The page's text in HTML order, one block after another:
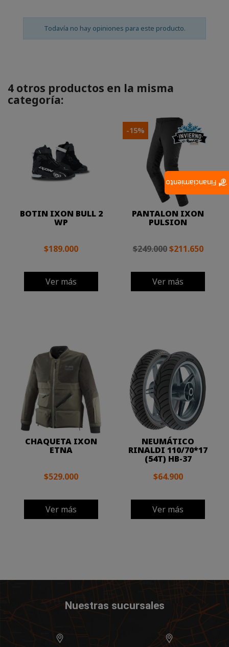
Todavía no hay opiniones para este producto.
4 otros productos en la misma
categoría:
BOTIN IXON BULL 2
WP
$189.000
Ver más
PANTALON IXON
PULSION
$249.000 $211.650
Ver más
-15%
CHAQUETA IXON
ETNA
$529.000
Ver más
NEUMÁTICO
RINALDI 110/70*17
(54T) HB-37
$64.900
Ver más
Nuestras sucursales
Financiamiento